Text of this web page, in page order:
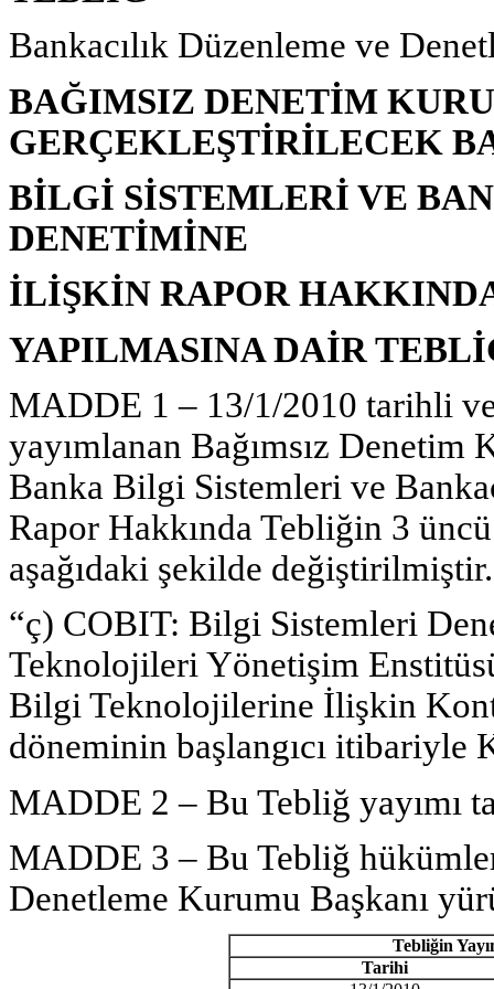
Bankacılık Düzenleme ve
BAĞIMSIZ DENETİM
GERÇEKLEŞTİRİLECEK
BİLGİ SİSTEMLERİ VE
DENETİMİNE
İLİŞKİN RAPOR
YAPILMASINA DAİR
MADDE 1 – 13/1/2010 tarihli ve
yayımlanan Bağımsız
Banka Bilgi Sistemleri ve
Rapor Hakkında Tebliğin 3
aşağıdaki şekilde değiştirilmiştir.
“ç) COBIT: Bilgi Sistemleri
Teknolojileri Yönetişim
Bilgi Teknolojilerine İlişkin
döneminin başlangıcı
MADDE 2 – Bu Tebliğ yayımı
MADDE 3 – Bu Tebliğ
Denetleme Kurumu Başkanı
Tebliğin Yayı
Tarihi